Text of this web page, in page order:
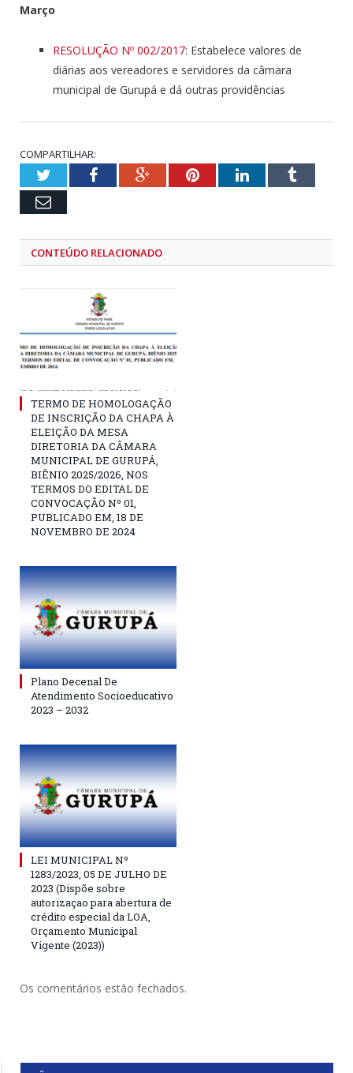
Março
RESOLUÇÃO Nº 002/2017: Estabelece valores de
diárias aos vereadores e servidores da câmara
municipal de Gurupá e dá outras providências
COMPARTILHAR:
TwitterFacebookGoogle+PinterestLinkedInTumblr
Email
CONTEÚDO RELACIONADO
TERMO DE HOMOLOGAÇÃO
DE INSCRIÇÃO DA CHAPA À
ELEIÇÃO DA MESA
DIRETORIA DA CÂMARA
MUNICIPAL DE GURUPÁ,
BIÊNIO 2025/2026, NOS
TERMOS DO EDITAL DE
CONVOCAÇÃO Nº 01,
PUBLICADO EM, 18 DE
NOVEMBRO DE 2024
Plano Decenal De
Atendimento Socioeducativo
2023 – 2032
LEI MUNICIPAL Nº
1283/2023, 05 DE JULHO DE
2023 (Dispõe sobre
autorizaçao para abertura de
crédito especial da LOA,
Orçamento Municipal
Vigente (2023))
Os comentários estão fechados.